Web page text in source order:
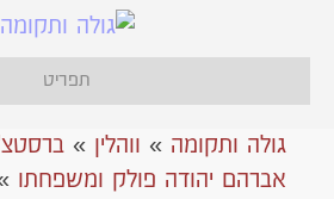
תפריט
גולה ותקומה » ווהלין »
אברהם יהודה פולק ומשפחתו